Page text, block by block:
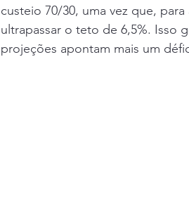
custeio 70/30, uma vez que,
ultrapassar o teto de 6,5%. Isso
projeções apontam mais um